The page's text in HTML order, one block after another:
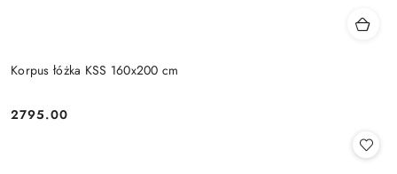
Korpus łóżka KSS 160x200 cm
Cena:
2795.00